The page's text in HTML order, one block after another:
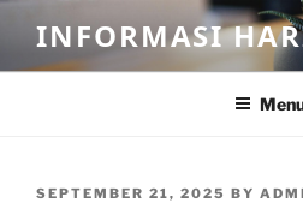
content
INFORMASI
POSTED
SEPTEMBER 21, 2025 BY